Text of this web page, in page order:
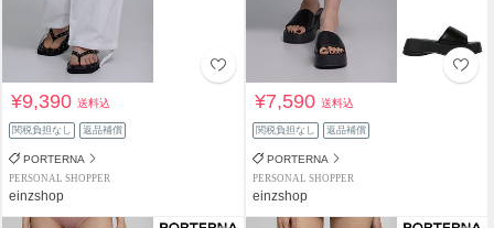
¥9,390送料込
関税負担なし 返品補償
PORTERNA
PERSONAL SHOPPER
einzshop
¥7,590送料込
関税負担なし 返品補償
PORTERNA
PERSONAL SHOPPER
einzshop